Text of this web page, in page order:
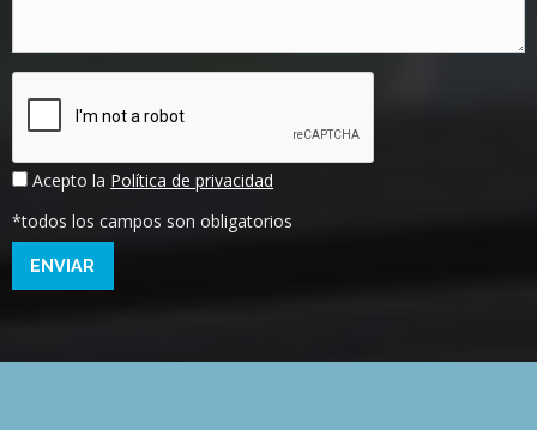
Acepto la Política de privacidad
*todos los campos son obligatorios
ENVIAR